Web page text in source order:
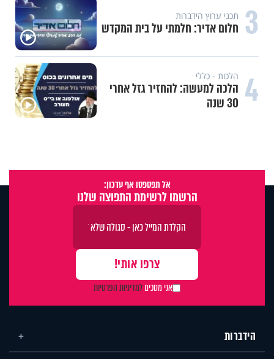
3 תכני ערוץ הידברות
חלום אדיר: חלמתי על בית המקדש
4 הלכות - כללי
הלכה למעשה: להחזיר גזל אחרי
30 שנה
אל תפספסו אף עדכון:
הרשמו לרשימת התפוצה שלנו
אני מסכיםלמדיניות הפרטיות
הידברות